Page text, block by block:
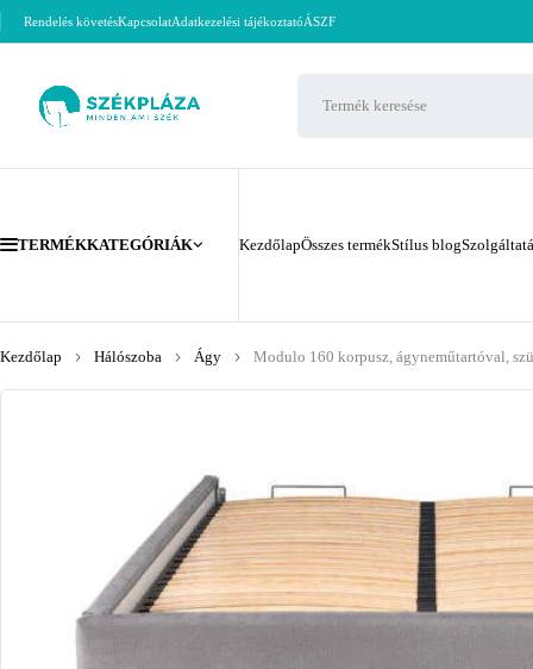
Rendelés követésKapcsolatAdatkezelési tájékoztatóÁSZF
TERMÉKKATEGÓRIÁK KezdőlapÖsszes termékStílus blog
Kezdőlap Hálószoba Ágy Modulo 160 korpusz, ágyneműtartóval,